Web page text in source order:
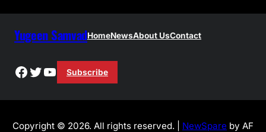
Yugeen SamvadHomeNewsAbout UsContact
Facebook
Twitter
YouTube
Subscribe
Copyright © 2026. All rights reserved. | NewSpare by AF